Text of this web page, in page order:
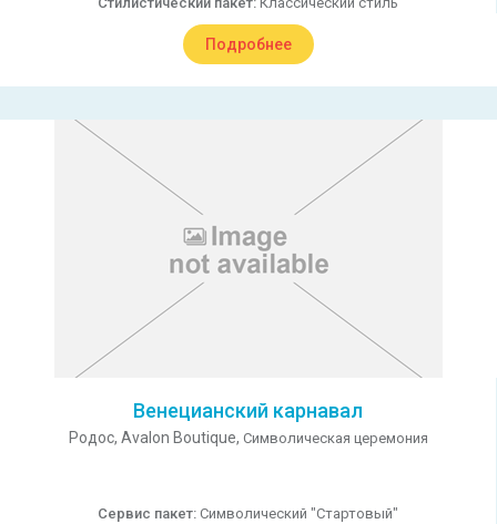
Подробнее
Венецианский карнавал
Родос, Avalon Boutique, Символическая церемония
Сервис пакет: Символический "Стартовый"